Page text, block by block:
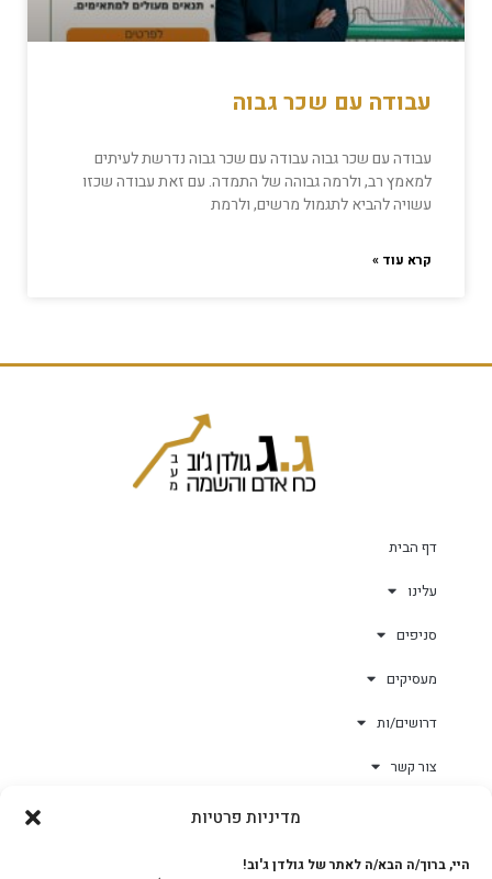
מדיניות פרטיות
היי, ברוך/ה הבא/ה לאתר של גולדן ג'וב!
עבודה עם שכר גבוה
עבודה עם שכר גבוה עבודה עם שכר גבוה נדרשת לעיתים
למאמץ רב, ולרמה גבוהה של התמדה. עם זאת עבודה שכזו
עשויה להביא לתגמול מרשים, ולרמת
קרא עוד »
דף הבית
עלינו
סניפים
מעסיקים
דרושים/ות
צור קשר